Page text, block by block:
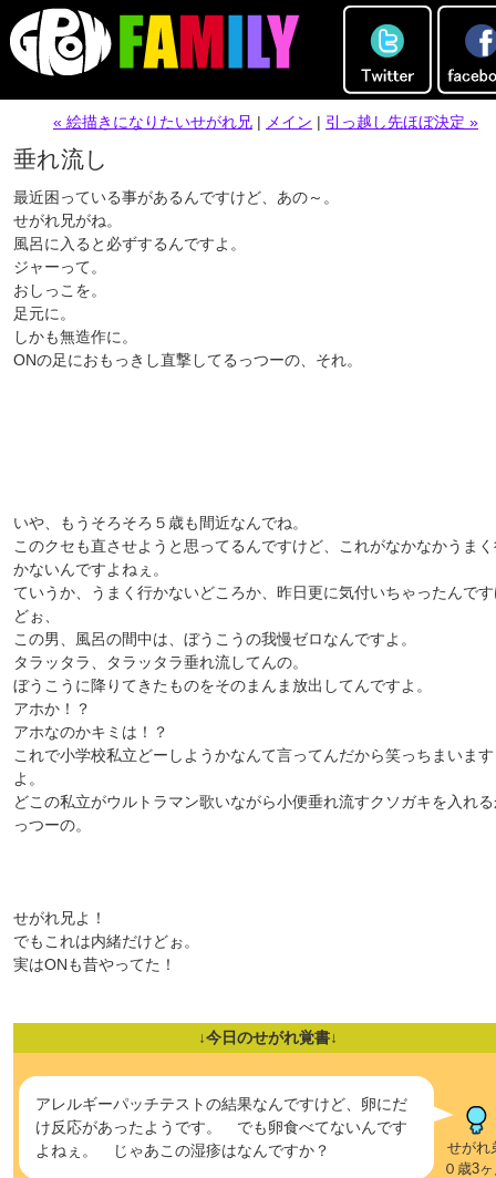
« 絵描きになりたいせがれ兄 | メイン | 引っ越し先ほぼ決定 »
垂れ流し
最近困っている事があるんですけど、あの～。
せがれ兄がね。
風呂に入ると必ずするんですよ。
ジャーって。
おしっこを。
足元に。
しかも無造作に。
ONの足におもっきし直撃してるっつーの、それ。
いや、もうそろそろ５歳も間近なんでね。
このクセも直させようと思ってるんですけど、これがなかなかうま
かないんですよねぇ。
ていうか、うまく行かないどころか、昨日更に気付いちゃったんで
どぉ、
この男、風呂の間中は、ぼうこうの我慢ゼロなんですよ。
タラッタラ、タラッタラ垂れ流してんの。
ぼうこうに降りてきたものをそのまんま放出してんですよ。
アホか！？
アホなのかキミは！？
これで小学校私立どーしようかなんて言ってんだから笑っちまいます
よ。
どこの私立がウルトラマン歌いながら小便垂れ流すクソガキを入れ
っつーの。
せがれ兄よ！
でもこれは内緒だけどぉ。
実はONも昔やってた！
↓今日のせがれ覚書↓
アレルギーパッチテストの結果なんですけど、卵にだ
け反応があったようです。 でも卵食べてないんです
よねぇ。 じゃあこの湿疹はなんですか？
せがれ
０歳3